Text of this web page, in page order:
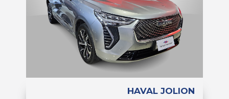
HAVAL JOLION